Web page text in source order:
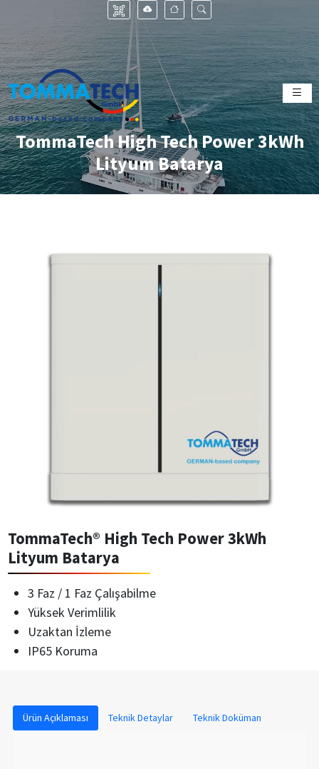
TommaTech High Tech Power 3kWh
Lityum Batarya
TommaTech® High Tech Power 3kWh
Lityum Batarya
3 Faz / 1 Faz Çalışabilme
Yüksek Verimlilik
Uzaktan İzleme
IP65 Koruma
Ürün Açıklaması Teknik Detaylar Teknik Doküman